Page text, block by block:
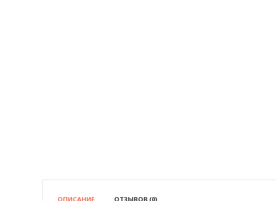
ОПИСАНИЕ ОТЗЫВОВ (0)